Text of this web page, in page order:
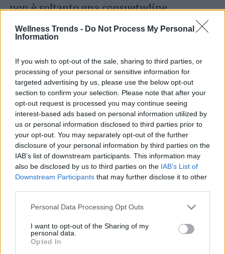
Wellness Trends - Do Not Process My Personal
Information
If you wish to opt-out of the sale, sharing to third parties, or
processing of your personal or sensitive information for
targeted advertising by us, please use the below opt-out
section to confirm your selection. Please note that after your
opt-out request is processed you may continue seeing
interest-based ads based on personal information utilized by
us or personal information disclosed to third parties prior to
your opt-out. You may separately opt-out of the further
disclosure of your personal information by third parties on the
IAB’s list of downstream participants. This information may
also be disclosed by us to third parties on the IAB’s List of
Downstream Participants that may further disclose it to other
Personal Data Processing Opt Outs
I want to opt-out of the Sharing of my
personal data.
Opted In
non è soltanto una consuetudine
alimentare è un gesto di cura verso il
proprio benessere.
È il modo migliore per dare il via alla
giornata con equilibrio, energia e
concentrazione. Saltarla può sembrare una
strategia per risparmiare tempo e per
perdere calorie, ma nel lungo periodo può
compromettere ilbenessere psicofisico.